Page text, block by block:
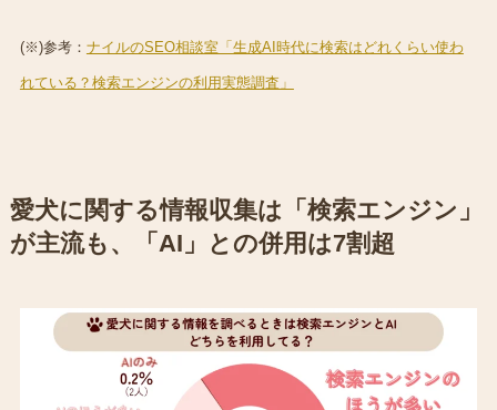
(※)参考： ナイルのSEO相談室「生成AI時代に検索はどれくらい使わ
れている？検索エンジンの利用実態調査」
愛犬に関する情報収集は「検索エンジン」
が主流も、「AI」との併用は7割超